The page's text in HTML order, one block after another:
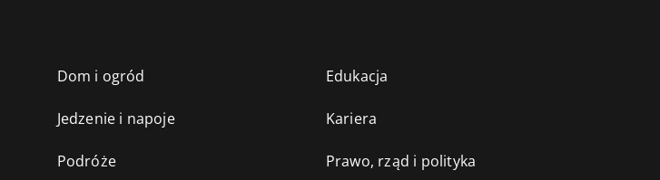
Dom i ogród Edukacja
Jedzenie i napoje Kariera
Podróże Prawo, rząd i polityka